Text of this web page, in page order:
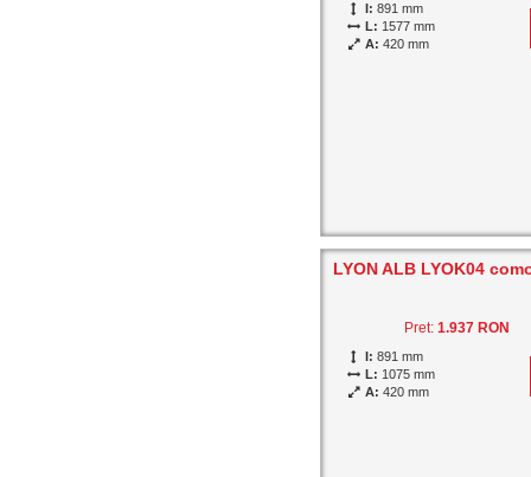
I: 891 mm
L: 1577 mm
A: 420 mm
LYON ALB LYOK04
Pret:1.937 RON
I: 891 mm
L: 1075 mm
A: 420 mm